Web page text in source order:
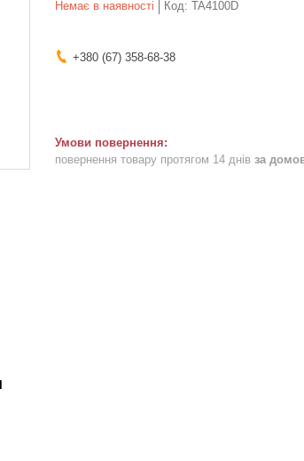
Немає в наявності Код: TA4100D
+380 (67) 358-68-38
повернення товару протягом 14 днів за